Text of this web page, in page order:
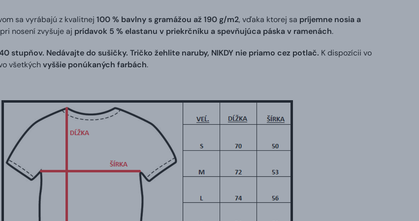
sa vyrábajú z kvalitnej 100 % bavlny s gramážou až 190 g/m2, vďaka ktorej sa príjemne nosia a
nosení zvyšuje aj prídavok 5 % elastanu v priekrčníku a spevňujúca páska v ramenách.
stupňov. Nedávajte do sušičky. Tričko žehlite naruby, NIKDY nie priamo cez potlač. K dispozícii vo
všetkýchvyššie ponúkaných farbách.